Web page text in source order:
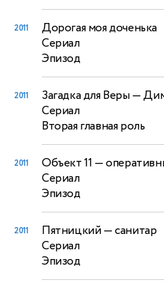
2011
Дорогая моя доченька
Сериал
Эпизод
2011 Загадка для Веры—
Сериал
Вторая главная роль
2011 Объект 11 —
Сериал
Эпизод
2011 Пятницкий— санитар
Сериал
Эпизод